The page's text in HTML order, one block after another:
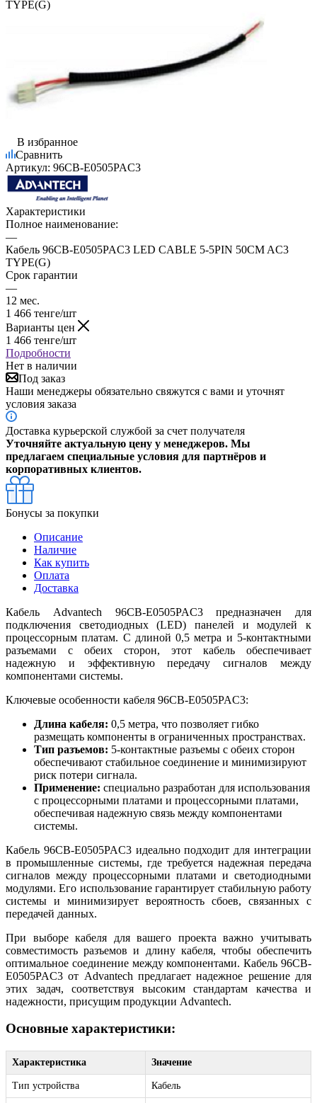
TYPE(G)
В избранное
Сравнить
Артикул: 96CB-E0505PAC3
Характеристики
Полное наименование:
—
Кабель 96CB-E0505PAC3 LED CABLE 5-5PIN 50CM AC3
TYPE(G)
Срок гарантии
—
12 мес.
1 466 тенге/шт
Варианты цен
1 466 тенге/шт
Подробности
Нет в наличии
Под заказ
Наши менеджеры обязательно свяжутся с вами и уточнят
условия заказа
Доставка курьерской службой за счет получателя
Уточняйте актуальную цену у менеджеров. Мы
предлагаем специальные условия для партнёров и
корпоративных клиентов.
Бонусы за покупки
Описание
Наличие
Как купить
Оплата
Доставка
Кабель Advantech 96CB-E0505PAC3 предназначен для
подключения светодиодных (LED) панелей и модулей к
процессорным платам. С длиной 0,5 метра и 5-контактными
разъемами с обеих сторон, этот кабель обеспечивает
надежную и эффективную передачу сигналов между
компонентами системы.
Ключевые особенности кабеля 96CB-E0505PAC3:
Длина кабеля: 0,5 метра, что позволяет гибко
размещать компоненты в ограниченных пространствах.
Тип разъемов: 5-контактные разъемы с обеих сторон
обеспечивают стабильное соединение и минимизируют
риск потери сигнала.
Применение: специально разработан для использования
с процессорными платами и процессорными платами,
обеспечивая надежную связь между компонентами
системы.
Кабель 96CB-E0505PAC3 идеально подходит для интеграции
в промышленные системы, где требуется надежная передача
сигналов между процессорными платами и светодиодными
модулями. Его использование гарантирует стабильную работу
системы и минимизирует вероятность сбоев, связанных с
передачей данных.
При выборе кабеля для вашего проекта важно учитывать
совместимость разъемов и длину кабеля, чтобы обеспечить
оптимальное соединение между компонентами. Кабель 96CB-
E0505PAC3 от Advantech предлагает надежное решение для
этих задач, соответствуя высоким стандартам качества и
надежности, присущим продукции Advantech.
Основные характеристики:
Характеристика Значение
Тип устройства Кабель